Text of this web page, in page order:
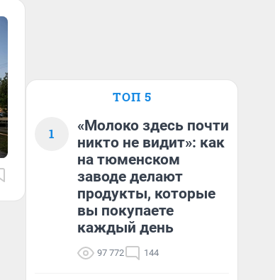
ТОП 5
1
«Молоко здесь почти
никто не видит»: как
на тюменском
заводе делают
продукты, которые
вы покупаете
каждый день
97 772 144